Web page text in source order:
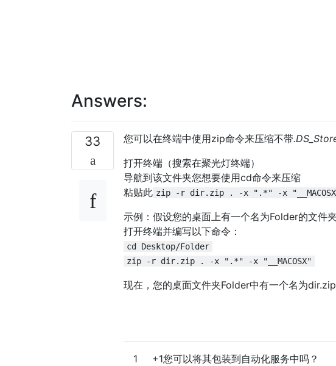
Answers:
33 您可以在终端中使用zip命令来压缩不带
打开终端（搜索在聚光灯终端）
导航到该文件夹您想要使用cd命令来压缩
粘贴此 zip -r dir.zip . -x ".*" -x
示例：假设您的桌面上有一个名为Folder的文件
打开终端并编写以下命令：
cd Desktop/Folder
zip -r dir.zip . -x ".*" -x "__MACOSX"
现在，您的桌面文件夹Folder中有一个名为
1 +1您可以将其包装到自动化服务中吗？